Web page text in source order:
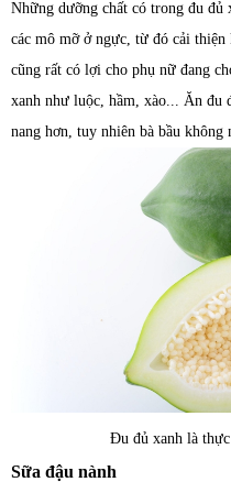
Những dưỡng chất có trong đu
các mô mỡ ở ngực, từ đó cải
cũng rất có lợi cho phụ nữ đang
xanh như luộc, hầm, xào... Ăn đu
nang hơn, tuy nhiên bà bầu không
Đu đủ xanh là
Sữa đậu nành